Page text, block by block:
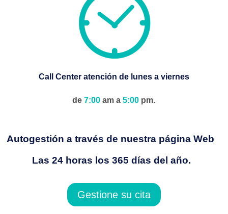
Call Center atención de lunes a viernes
de7:00 am a5:00 pm.
Autogestión a través de nuestra página Web
Las 24 horas los 365 días del año.
Gestione su cita